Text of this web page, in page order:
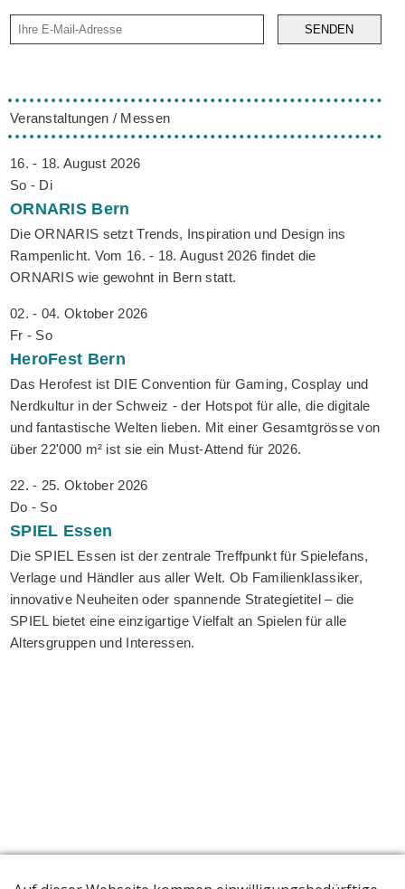
SENDEN
Veranstaltungen / Messen
16. - 18. August 2026
So - Di
ORNARIS Bern
Die ORNARIS setzt Trends, Inspiration und Design ins
Rampenlicht. Vom 16. - 18. August 2026 findet die
ORNARIS wie gewohnt in Bern statt.
02. - 04. Oktober 2026
Fr - So
HeroFest Bern
Das Herofest ist DIE Convention für Gaming, Cosplay und
Nerdkultur in der Schweiz - der Hotspot für alle, die digitale
und fantastische Welten lieben. Mit einer Gesamtgrösse von
über 22'000 m² ist sie ein Must-Attend für 2026.
22. - 25. Oktober 2026
Do - So
SPIEL Essen
Die SPIEL Essen ist der zentrale Treffpunkt für Spielefans,
Verlage und Händler aus aller Welt. Ob Familienklassiker,
innovative Neuheiten oder spannende Strategietitel – die
SPIEL bietet eine einzigartige Vielfalt an Spielen für alle
Altersgruppen und Interessen.